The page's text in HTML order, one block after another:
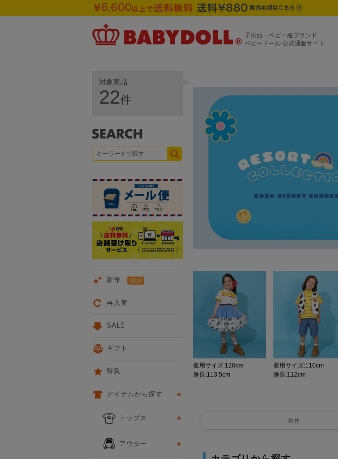
子供服・ベビー服ブランド
ベビードール 公式通販サイト
着用サイズ:120cm
身長:113.5cm
着用サイズ:110cm
身長:112cm
新作
対象商品
22件
新作
再入荷
SALE
ギフト
特集
アイテムから探す
トップス
アウター